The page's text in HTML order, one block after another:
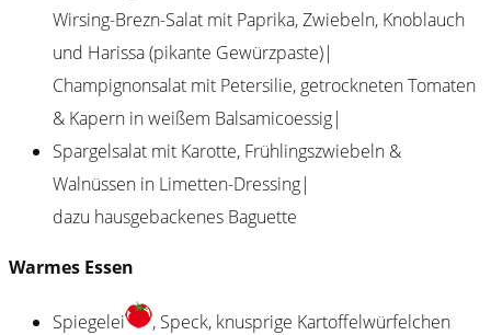
Wirsing-Brezn-Salat mit Paprika, Zwiebeln, Knoblauch
und Harissa (pikante Gewürzpaste)|
Champignonsalat mit Petersilie, getrockneten Tomaten
& Kapern in weißem Balsamicoessig|
Spargelsalat mit Karotte, Frühlingszwiebeln &
Walnüssen in Limetten-Dressing|
dazu hausgebackenes Baguette
Warmes Essen
Spiegelei
, Speck, knusprige Kartoffelwürfelchen